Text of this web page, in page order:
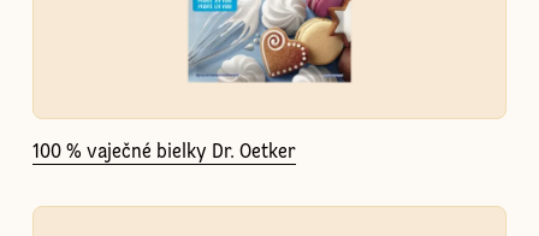
100 % vaječné bielky Dr. Oetker